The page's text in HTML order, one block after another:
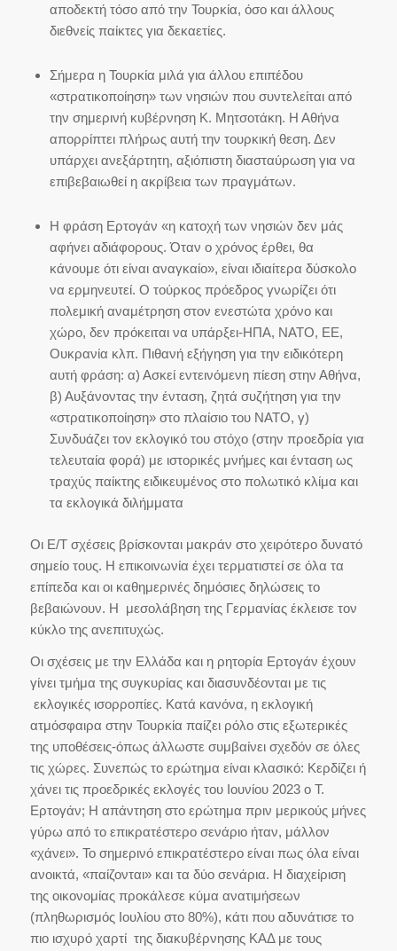
αποδεκτή τόσο από την Τουρκία, όσο και άλλους
διεθνείς παίκτες για δεκαετίες.
Σήμερα η Τουρκία μιλά για άλλου επιπέδου
«στρατικοποίηση» των νησιών που συντελείται από
την σημερινή κυβέρνηση Κ. Μητσοτάκη. Η Αθήνα
απορρίπτει πλήρως αυτή την τουρκική θεση. Δεν
υπάρχει ανεξάρτητη, αξιόπιστη διασταύρωση για να
επιβεβαιωθεί η ακρίβεια των πραγμάτων.
Η φράση Ερτογάν «η κατοχή των νησιών δεν μάς
αφήνει αδιάφορους. Όταν ο χρόνος έρθει, θα
κάνουμε ότι είναι αναγκαίο», είναι ιδιαίτερα δύσκολο
να ερμηνευτεί. Ο τούρκος πρόεδρος γνωρίζει ότι
πολεμική αναμέτρηση στον ενεστώτα χρόνο και
χώρο, δεν πρόκειται να υπάρξει-ΗΠΑ, ΝΑΤΟ, ΕΕ,
Ουκρανία κλπ. Πιθανή εξήγηση για την ειδικότερη
αυτή φράση: α) Ασκεί εντεινόμενη πίεση στην Αθήνα,
β) Αυξάνοντας την ένταση, ζητά συζήτηση για την
«στρατικοποίηση» στο πλαίσιο του ΝΑΤΟ, γ)
Συνδυάζει τον εκλογικό του στόχο (στην προεδρία για
τελευταία φορά) με ιστορικές μνήμες και ένταση ως
τραχύς παίκτης ειδικευμένος στο πολωτικό κλίμα και
τα εκλογικά διλήμματα
Οι Ε/Τ σχέσεις βρίσκονται μακράν στο χειρότερο δυνατό
σημείο τους. Η επικοινωνία έχει τερματιστεί σε όλα τα
επίπεδα και οι καθημερινές δημόσιες δηλώσεις το
βεβαιώνουν. Η μεσολάβηση της Γερμανίας έκλεισε τον
κύκλο της ανεπιτυχώς.
Οι σχέσεις με την Ελλάδα και η ρητορία Ερτογάν έχουν
γίνει τμήμα της συγκυρίας και διασυνδέονται με τις
εκλογικές ισορροπίες. Κατά κανόνα, η εκλογική
ατμόσφαιρα στην Τουρκία παίζει ρόλο στις εξωτερικές
της υποθέσεις-όπως άλλωστε συμβαίνει σχεδόν σε όλες
τις χώρες. Συνεπώς το ερώτημα είναι κλασικό: Κερδίζει ή
χάνει τις προεδρικές εκλογές του Ιουνίου 2023 ο Τ.
Ερτογάν; Η απάντηση στο ερώτημα πριν μερικούς μήνες
γύρω από το επικρατέστερο σενάριο ήταν, μάλλον
«χάνει». Το σημερινό επικρατέστερο είναι πως όλα είναι
ανοικτά, «παίζονται» και τα δύο σενάρια. Η διαχείριση
της οικονομίας προκάλεσε κύμα ανατιμήσεων
(πληθωρισμός Ιουλίου στο 80%), κάτι που αδυνάτισε το
πιο ισχυρό χαρτί της διακυβέρνησης ΚΑΔ με τους